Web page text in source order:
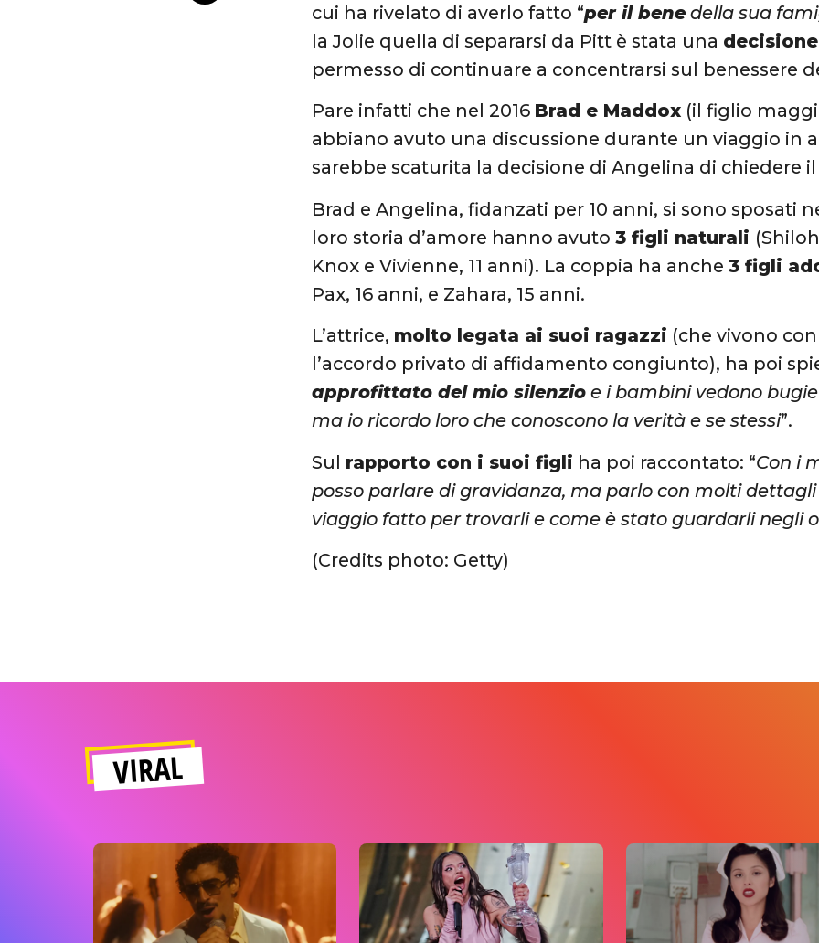
cui ha rivelato di averlo fatto “per il bene della sua
la Jolie quella di separarsi da Pitt è stata una
permesso di continuare a concentrarsi sul benessere
Pare infatti che nel 2016 Brad e Maddox (il figlio
abbiano avuto una discussione durante un viaggio in
sarebbe scaturita la decisione di Angelina di chiedere
Brad e Angelina, fidanzati per 10 anni, si sono sposati
loro storia d’amore hanno avuto3 figli naturali
Knox e Vivienne, 11 anni). La coppia ha anche3 figli
Pax, 16 anni, e Zahara, 15 anni.
L’attrice, molto legata ai suoi ragazzi (che vivono
l’accordo privato di affidamento congiunto), ha poi
approfittato del mio silenzio e i bambini vedono
ma io ricordo loro che conoscono la verità e se stessi”.
Sul rapporto con i suoi figli ha poi raccontato: “Con i
posso parlare di gravidanza, ma parlo con molti
viaggio fatto per trovarli e come è stato guardarli negli
(Credits photo: Getty)
VIRAL